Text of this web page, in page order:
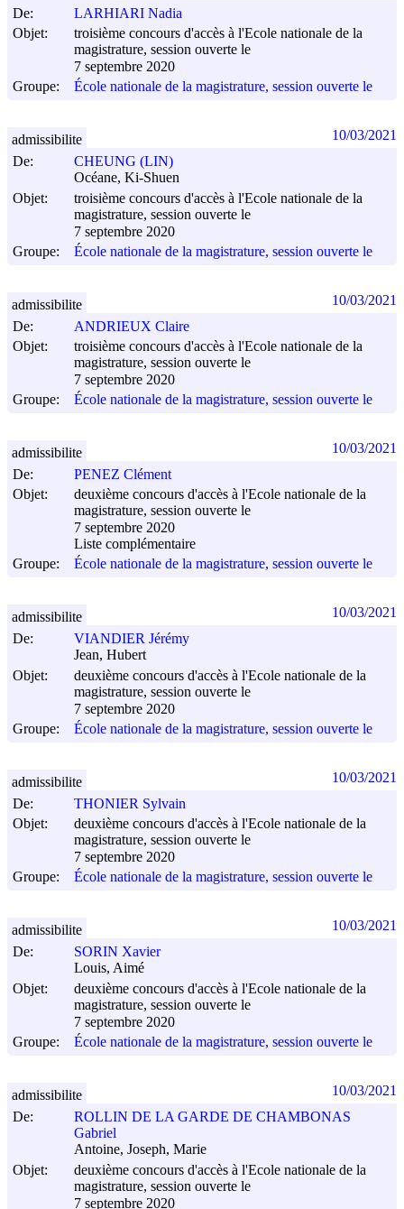
De:
LARHIARI Nadia
Objet:
troisième concours d'accès à l'Ecole nationale de la
magistrature, session ouverte le
7 septembre 2020
Groupe:
École nationale de la magistrature, session ouverte le
De:
CHEUNG (LIN)
Océane, Ki-Shuen
Objet:
troisième concours d'accès à l'Ecole nationale de la
magistrature, session ouverte le
7 septembre 2020
Groupe:
École nationale de la magistrature, session ouverte le
admissibilite 10/03/2021
De:
ANDRIEUX Claire
Objet:
troisième concours d'accès à l'Ecole nationale de la
magistrature, session ouverte le
7 septembre 2020
Groupe:
École nationale de la magistrature, session ouverte le
admissibilite 10/03/2021
De:
PENEZ Clément
Objet:
deuxième concours d'accès à l'Ecole nationale de la
magistrature, session ouverte le
7 septembre 2020
Liste complémentaire
Groupe:
École nationale de la magistrature, session ouverte le
admissibilite 10/03/2021
De:
VIANDIER Jérémy
Jean, Hubert
Objet:
deuxième concours d'accès à l'Ecole nationale de la
magistrature, session ouverte le
7 septembre 2020
Groupe:
École nationale de la magistrature, session ouverte le
admissibilite 10/03/2021
De:
THONIER Sylvain
Objet:
deuxième concours d'accès à l'Ecole nationale de la
magistrature, session ouverte le
7 septembre 2020
Groupe:
École nationale de la magistrature, session ouverte le
admissibilite 10/03/2021
De:
SORIN Xavier
Louis, Aimé
Objet:
deuxième concours d'accès à l'Ecole nationale de la
magistrature, session ouverte le
7 septembre 2020
Groupe:
École nationale de la magistrature, session ouverte le
admissibilite 10/03/2021
De:
ROLLIN DE LA GARDE DE CHAMBONAS
Gabriel
Antoine, Joseph, Marie
Objet:
deuxième concours d'accès à l'Ecole nationale de la
magistrature, session ouverte le
7 septembre 2020
admissibilite 10/03/2021